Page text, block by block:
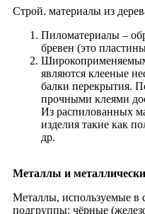
Строй. материалы из
Пиломатериалы –
бревен (это
являются клееные
балки перекрытия.
прочными клеями
Из распилованных
изделия такие как
др.
Металлы и
Металлы, используемые в
подгруппы: чёрные